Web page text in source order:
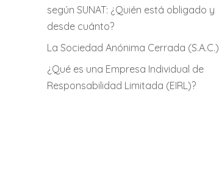
según SUNAT: ¿Quién está obligado y
desde cuánto?
La Sociedad Anónima Cerrada (S.A.C.)
¿Qué es una Empresa Individual de
Responsabilidad Limitada (EIRL)?